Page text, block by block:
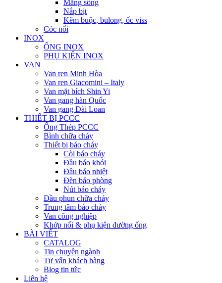
Măng sông
Nắp bịt
Kẽm buộc, bulong, ốc viss
Cóc nối
INOX
ỐNG INOX
PHỤ KIỆN INOX
VAN
Van ren Minh Hòa
Van ren Giacomini – Italy
Van mặt bích Shin Yi
Van gang hàn Quốc
Van gang Đài Loan
THIẾT BỊ PCCC
Ống Thép PCCC
Bình chữa cháy
Thiết bị báo cháy
Còi báo cháy
Đầu báo khói
Đầu báo nhiệt
Đèn báo phòng
Nút báo cháy
Đầu phun chữa cháy
Trung tâm báo cháy
Van công nghiệp
Khớp nối & phụ kiện đường ống
BÀI VIẾT
CATALOG
Tin chuyên ngành
Tư vấn khách hàng
Blog tin tức
Liên hệ